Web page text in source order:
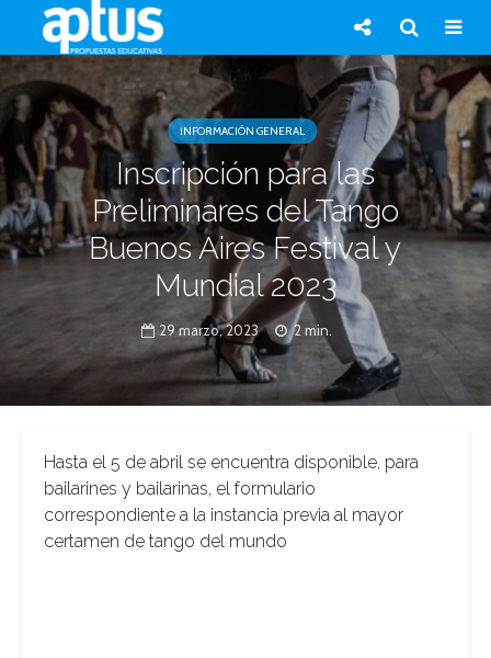
INFORMACIÓN GENERAL
Inscripción para las
Preliminares del Tango
Buenos Aires Festival y
Mundial 2023
29 marzo, 2023 2 min.
Hasta el 5 de abril se encuentra disponible, para
bailarines y bailarinas, el formulario
correspondiente a la instancia previa al mayor
certamen de tango del mundo